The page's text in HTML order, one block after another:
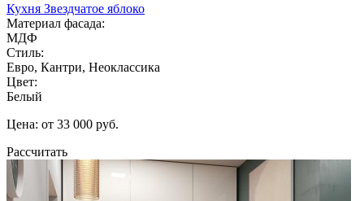
Кухня Звездчатое яблоко
Материал фасада:
МДФ
Стиль:
Евро, Кантри, Неоклассика
Цвет:
Белый
Цена: от 33 000 руб.
Рассчитать